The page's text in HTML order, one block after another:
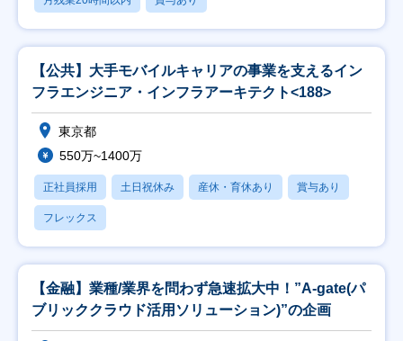
【公共】大手モバイルキャリアの事業を支えるイン
フラエンジニア・インフラアーキテクト<188>
東京都
550万~1400万
正社員採用 土日祝休み 産休・育休あり 賞与あり
フレックス
【金融】業種/業界を問わず急速拡大中！”A-gate(パ
ブリッククラウド活用ソリューション)”の企画